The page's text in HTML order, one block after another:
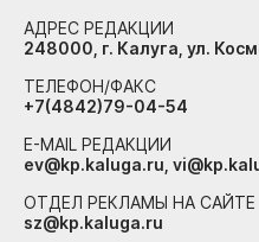
АДРЕС РЕДАКЦИИ
248000, г. Калуга, ул.
ТЕЛЕФОН/ФАКС
+7(4842)79-04-54
E-MAIL РЕДАКЦИИ
ev@kp.kaluga.ru,
ОТДЕЛ РЕКЛАМЫ НА САЙТЕ
sz@kp.kaluga.ru